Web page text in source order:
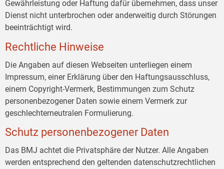
Gewährleistung oder Haftung dafür übernehmen, dass unser
Dienst nicht unterbrochen oder anderweitig durch Störungen
beeinträchtigt wird.
Rechtliche Hinweise
Die Angaben auf diesen Webseiten unterliegen einem
Impressum, einer Erklärung über den Haftungsausschluss,
einem Copyright-Vermerk, Bestimmungen zum Schutz
personenbezogener Daten sowie einem Vermerk zur
geschlechterneutralen Formulierung.
Schutz personenbezogener Daten
Das BMJ achtet die Privatsphäre der Nutzer. Alle Angaben
werden entsprechend den geltenden datenschutzrechtlichen